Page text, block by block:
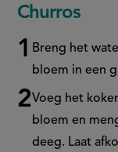
seconds
of
seconds
Churros
Breng het
bloem in een
Voeg het
bloem en
deeg. Laat